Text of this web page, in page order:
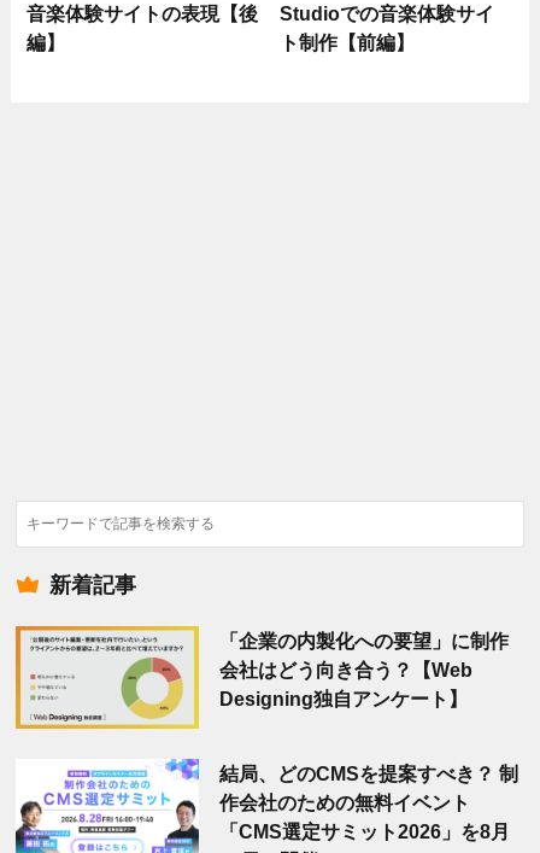
音楽体験サイトの表現【後
編】
Studioでの音楽体験サイ
ト制作【前編】
検
索
新着記事
「企業の内製化への要望」に制作
会社はどう向き合う？【Web
Designing独自アンケート】
結局、どのCMSを提案すべき？ 制
作会社のための無料イベント
「CMS選定サミット2026」を8月